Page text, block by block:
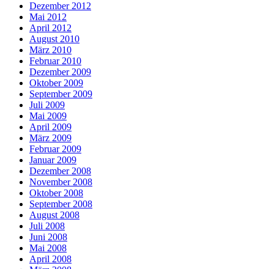
Dezember 2012
Mai 2012
April 2012
August 2010
März 2010
Februar 2010
Dezember 2009
Oktober 2009
September 2009
Juli 2009
Mai 2009
April 2009
März 2009
Februar 2009
Januar 2009
Dezember 2008
November 2008
Oktober 2008
September 2008
August 2008
Juli 2008
Juni 2008
Mai 2008
April 2008